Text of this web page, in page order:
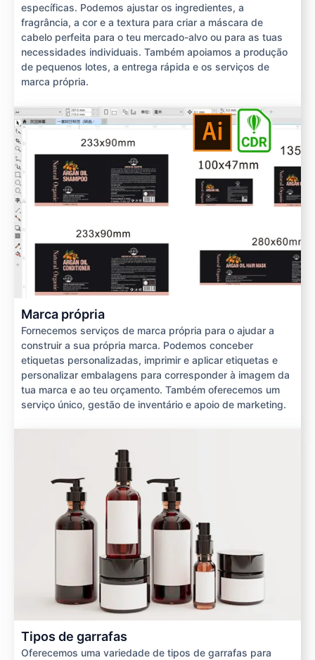
específicas. Podemos ajustar os ingredientes, a
fragrância, a cor e a textura para criar a máscara de
cabelo perfeita para o teu mercado-alvo ou para as tuas
necessidades individuais. Também apoiamos a produção
de pequenos lotes, a entrega rápida e os serviços de
marca própria.
Marca própria
Fornecemos serviços de marca própria para o ajudar a
construir a sua própria marca. Podemos conceber
etiquetas personalizadas, imprimir e aplicar etiquetas e
personalizar embalagens para corresponder à imagem da
tua marca e ao teu orçamento. Também oferecemos um
serviço único, gestão de inventário e apoio de marketing.
Tipos de garrafas
Oferecemos uma variedade de tipos de garrafas para